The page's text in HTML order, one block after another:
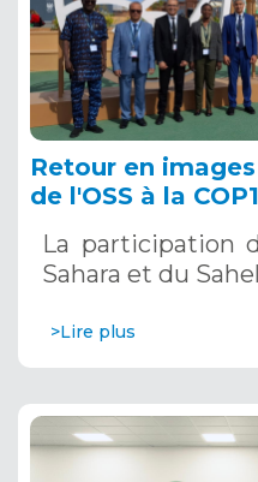
Retour en
de l'OSS à la
Saoudite
La participation
Sahara et du
>Lire plus